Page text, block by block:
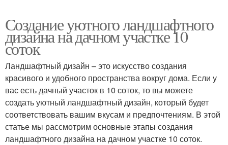
Создание уютного ландшафтного
дизайна на дачном участке 10
соток
Ландшафтный дизайн – это искусство создания
красивого и удобного пространства вокруг дома. Если у
вас есть дачный участок в 10 соток, то вы можете
создать уютный ландшафтный дизайн, который будет
соответствовать вашим вкусам и предпочтениям. В этой
статье мы рассмотрим основные этапы создания
ландшафтного дизайна на дачном участке 10 соток.